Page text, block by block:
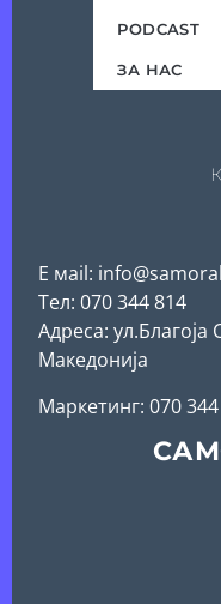
PODCAST
ЗА НАС
Е мail:
Тел: 070 344 814
Адреса: ул.Благоја
Македонија
Mаркетинг: 070